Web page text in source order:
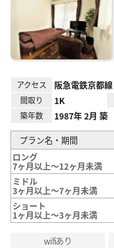
アクセス 阪急電鉄京都
間取り 1K
築年数 1987年 2月 築
プラン名・期間
ロング
7ヶ月以上～12ヶ月未満
ミドル
3ヶ月以上～7ヶ月未満
ショート
1ヶ月以上～3ヶ月未満
wifiあり